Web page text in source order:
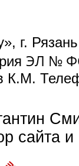
г.
ЭЛ №
К.М.
сайта